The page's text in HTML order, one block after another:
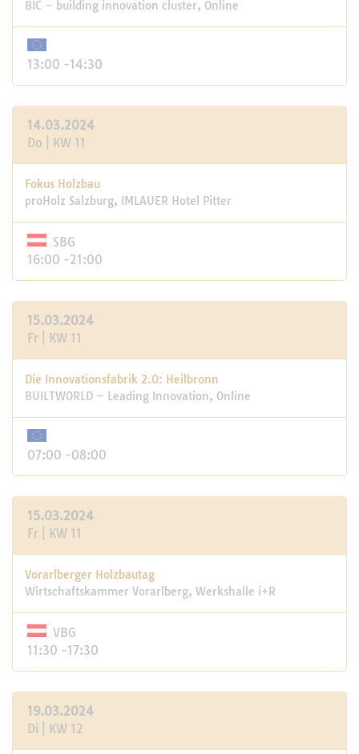
BIC – building innovation cluster, Online
13:00 -14:30
14.03.2024
Do | KW 11
Fokus Holzbau
proHolz Salzburg, IMLAUER Hotel Pitter
SBG
16:00 -21:00
15.03.2024
Fr | KW 11
Die Innovationsfabrik 2.0: Heilbronn
BUILTWORLD – Leading Innovation, Online
07:00 -08:00
15.03.2024
Fr | KW 11
Vorarlberger Holzbautag
Wirtschaftskammer Vorarlberg, Werkshalle i+R
VBG
11:30 -17:30
19.03.2024
Di | KW 12